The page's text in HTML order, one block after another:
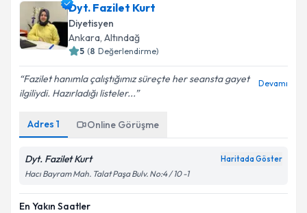
Dyt. Fazilet Kurt
Diyetisyen
Ankara, Altındağ
5 (8 Değerlendirme)
Fazilet hanımla çalıştığımız süreçte her seansta gayet
ilgiliydi. Hazırladığı listeler...
Devamı
Adres 1 Online Görüşme
Dyt. Fazilet Kurt Haritada Göster
Hacı Bayram Mah. Talat Paşa Bulv. No:4 / 10 -1
En Yakın Saatler